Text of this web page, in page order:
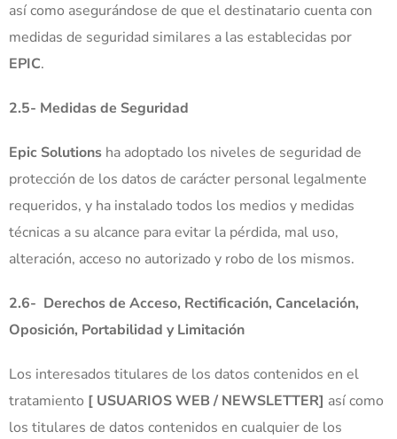
así como asegurándose de que el destinatario cuenta con
medidas de seguridad similares a las establecidas por
EPIC.
2.5- Medidas de Seguridad
Epic Solutions ha adoptado los niveles de seguridad de
protección de los datos de carácter personal legalmente
requeridos, y ha instalado todos los medios y medidas
técnicas a su alcance para evitar la pérdida, mal uso,
alteración, acceso no autorizado y robo de los mismos.
2.6- Derechos de Acceso, Rectificación, Cancelación,
Oposición, Portabilidad y Limitación
Los interesados titulares de los datos contenidos en el
tratamiento [ USUARIOS WEB / NEWSLETTER] así como
los titulares de datos contenidos en cualquier de los